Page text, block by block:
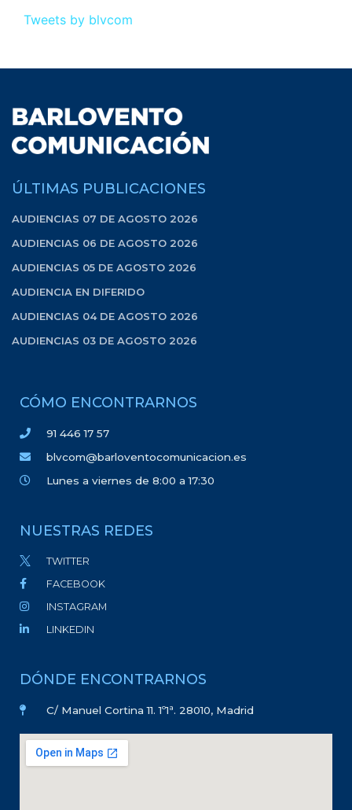
Tweets by blvcom
ÚLTIMAS PUBLICACIONES
AUDIENCIAS 07 DE AGOSTO 2026
AUDIENCIAS 06 DE AGOSTO 2026
AUDIENCIAS 05 DE AGOSTO 2026
AUDIENCIA EN DIFERIDO
AUDIENCIAS 04 DE AGOSTO 2026
AUDIENCIAS 03 DE AGOSTO 2026
CÓMO ENCONTRARNOS
91 446 17 57
blvcom@barloventocomunicacion.es
Lunes a viernes de 8:00 a 17:30
NUESTRAS REDES
TWITTER
FACEBOOK
INSTAGRAM
LINKEDIN
DÓNDE ENCONTRARNOS
C/ Manuel Cortina 11. 1º1ª. 28010, Madrid